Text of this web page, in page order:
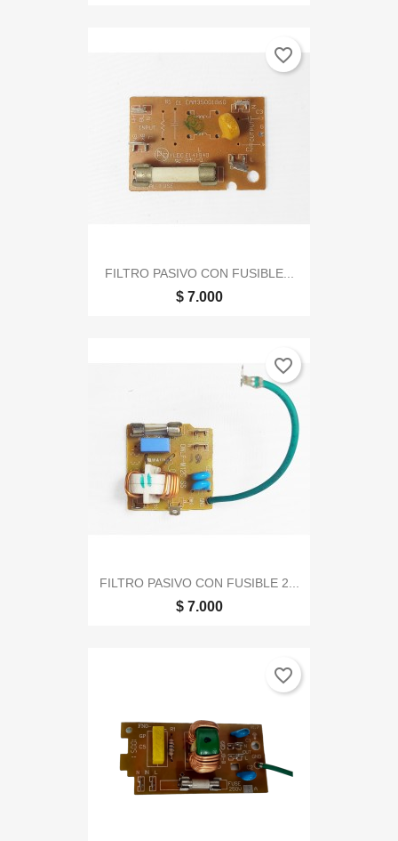
FILTRO PASIVO CON FUSIBLE...
$ 7.000
favorite_border
FILTRO PASIVO CON FUSIBLE 2...
$ 7.000
favorite_border
favorite_border